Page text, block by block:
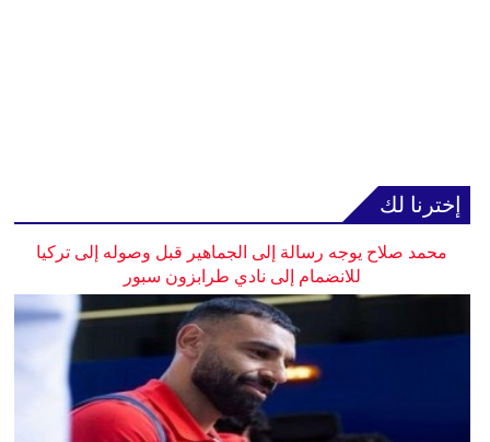
إخترنا لك
محمد صلاح يوجه رسالة إلى الجماهير قبل وصوله إلى تركيا
للانضمام إلى نادي طرابزون سبور